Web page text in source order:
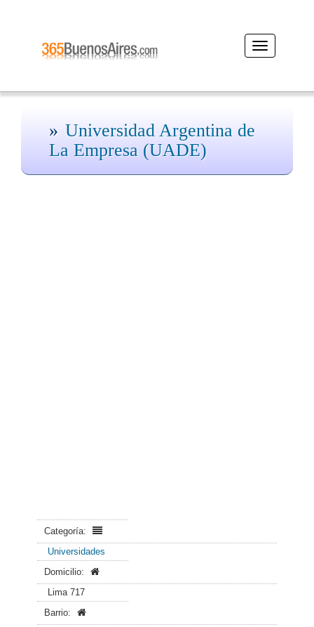
Desplegar
navegación
Universidad Argentina de
La Empresa (UADE)
Categoría:
Universidades
Domicilio:
Lima 717
Barrio: